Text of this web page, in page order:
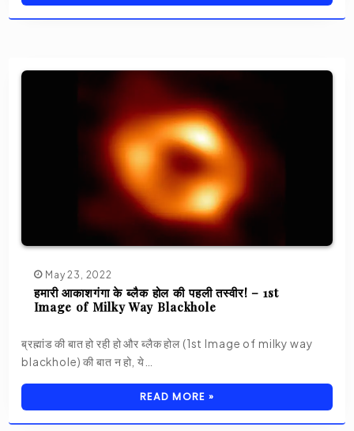
May 23, 2022
हमारी आकाशगंगा के ब्लैक होल की पहली तस्वीर! – 1st
Image of Milky Way Blackhole
ब्रह्मांड की बात हो रही हो और ब्लैक होल (1st Image of milky way
blackhole) की बात न हो, ये…
READ MORE »